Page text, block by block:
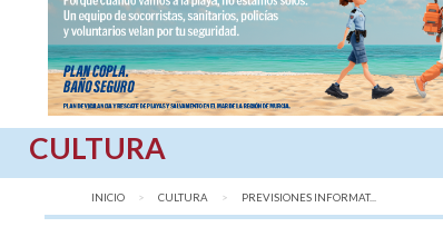
CULTURA
INICIO CULTURA AQUÍ:
PREVISIONES INFORMAT...